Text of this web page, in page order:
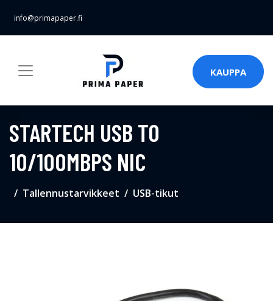
info@primapaper.fi
KAUPPA
STARTECH USB TO
10/100MBPS NIC
Tallennustarvikkeet USB-tikut